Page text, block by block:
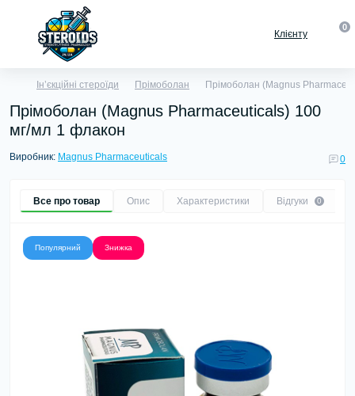
Клієнту
0
Ін’єкційні стероїди Прімоболан Прімоболан (Magnus
Прімоболан (Magnus Pharmaceuticals) 100
мг/мл 1 флакон
Виробник: Magnus Pharmaceuticals 0
Все про товар Опис Характеристики Відгуки 0
Популярний Знижка